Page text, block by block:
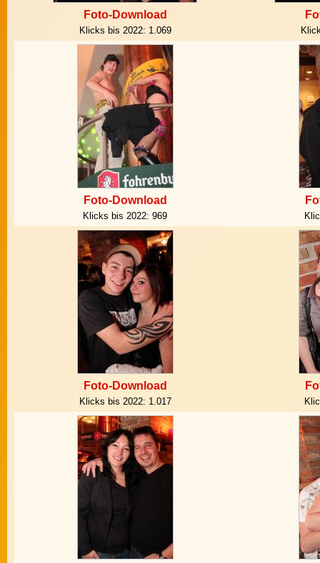
Foto-Download
Klicks bis 2022: 1.069
Foto-Download
Klicks bis 2022: 969
Foto-Download
Klicks bis 2022: 1.017